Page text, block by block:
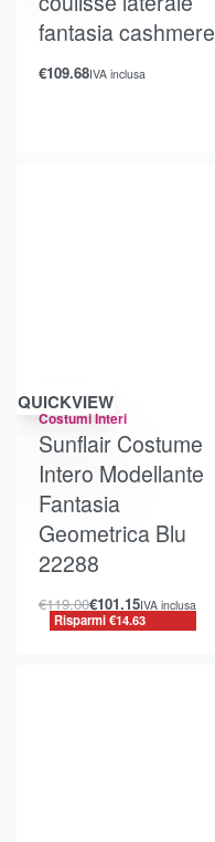
fantasia cashmere
€109.68IVA inclusa
Risparmi €14.63
QUICKVIEW
Costumi Interi
Sunflair Costume
Intero Modellante
Fantasia
Geometrica Blu
22288
€119.00€101.15IVA inclusa
Risparmi €14.63